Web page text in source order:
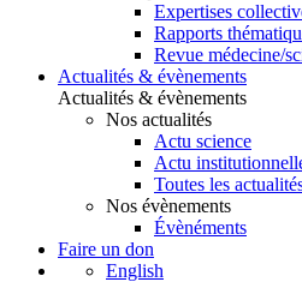
Expertises
Rapports
Revue médecine/
Actualités & évènements
Actualités & évènements
Nos actualités
Actu science
Actu
Toutes les
Nos évènements
Évènéments
Faire un don
English